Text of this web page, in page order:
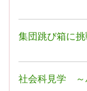
集団跳び箱に挑
社会科見学 ～